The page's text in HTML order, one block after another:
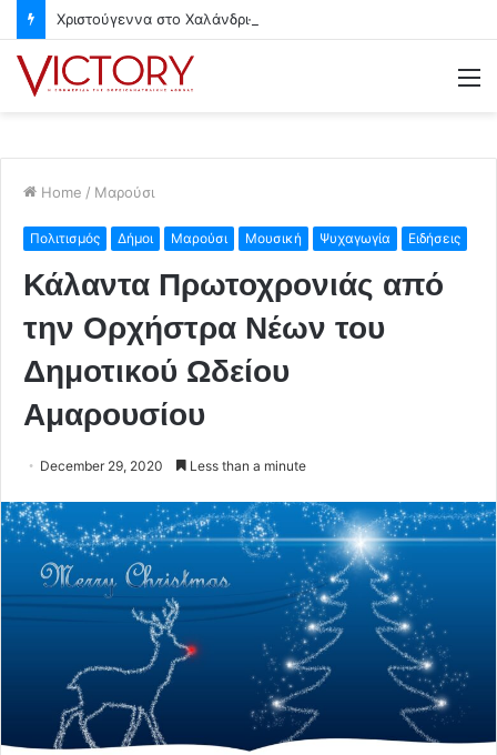
Home / Μαρούσι
Πολιτισμός Δήμοι Μαρούσι Μουσική Ψυχαγωγία Ειδήσεις
Κάλαντα Πρωτοχρονιάς από
την Ορχήστρα Νέων του
Δημοτικού Ωδείου
Αμαρουσίου
December 29, 2020 Less than a minute